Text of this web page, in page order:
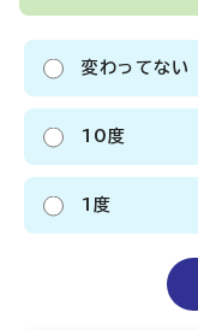
変わってない
10度
1度